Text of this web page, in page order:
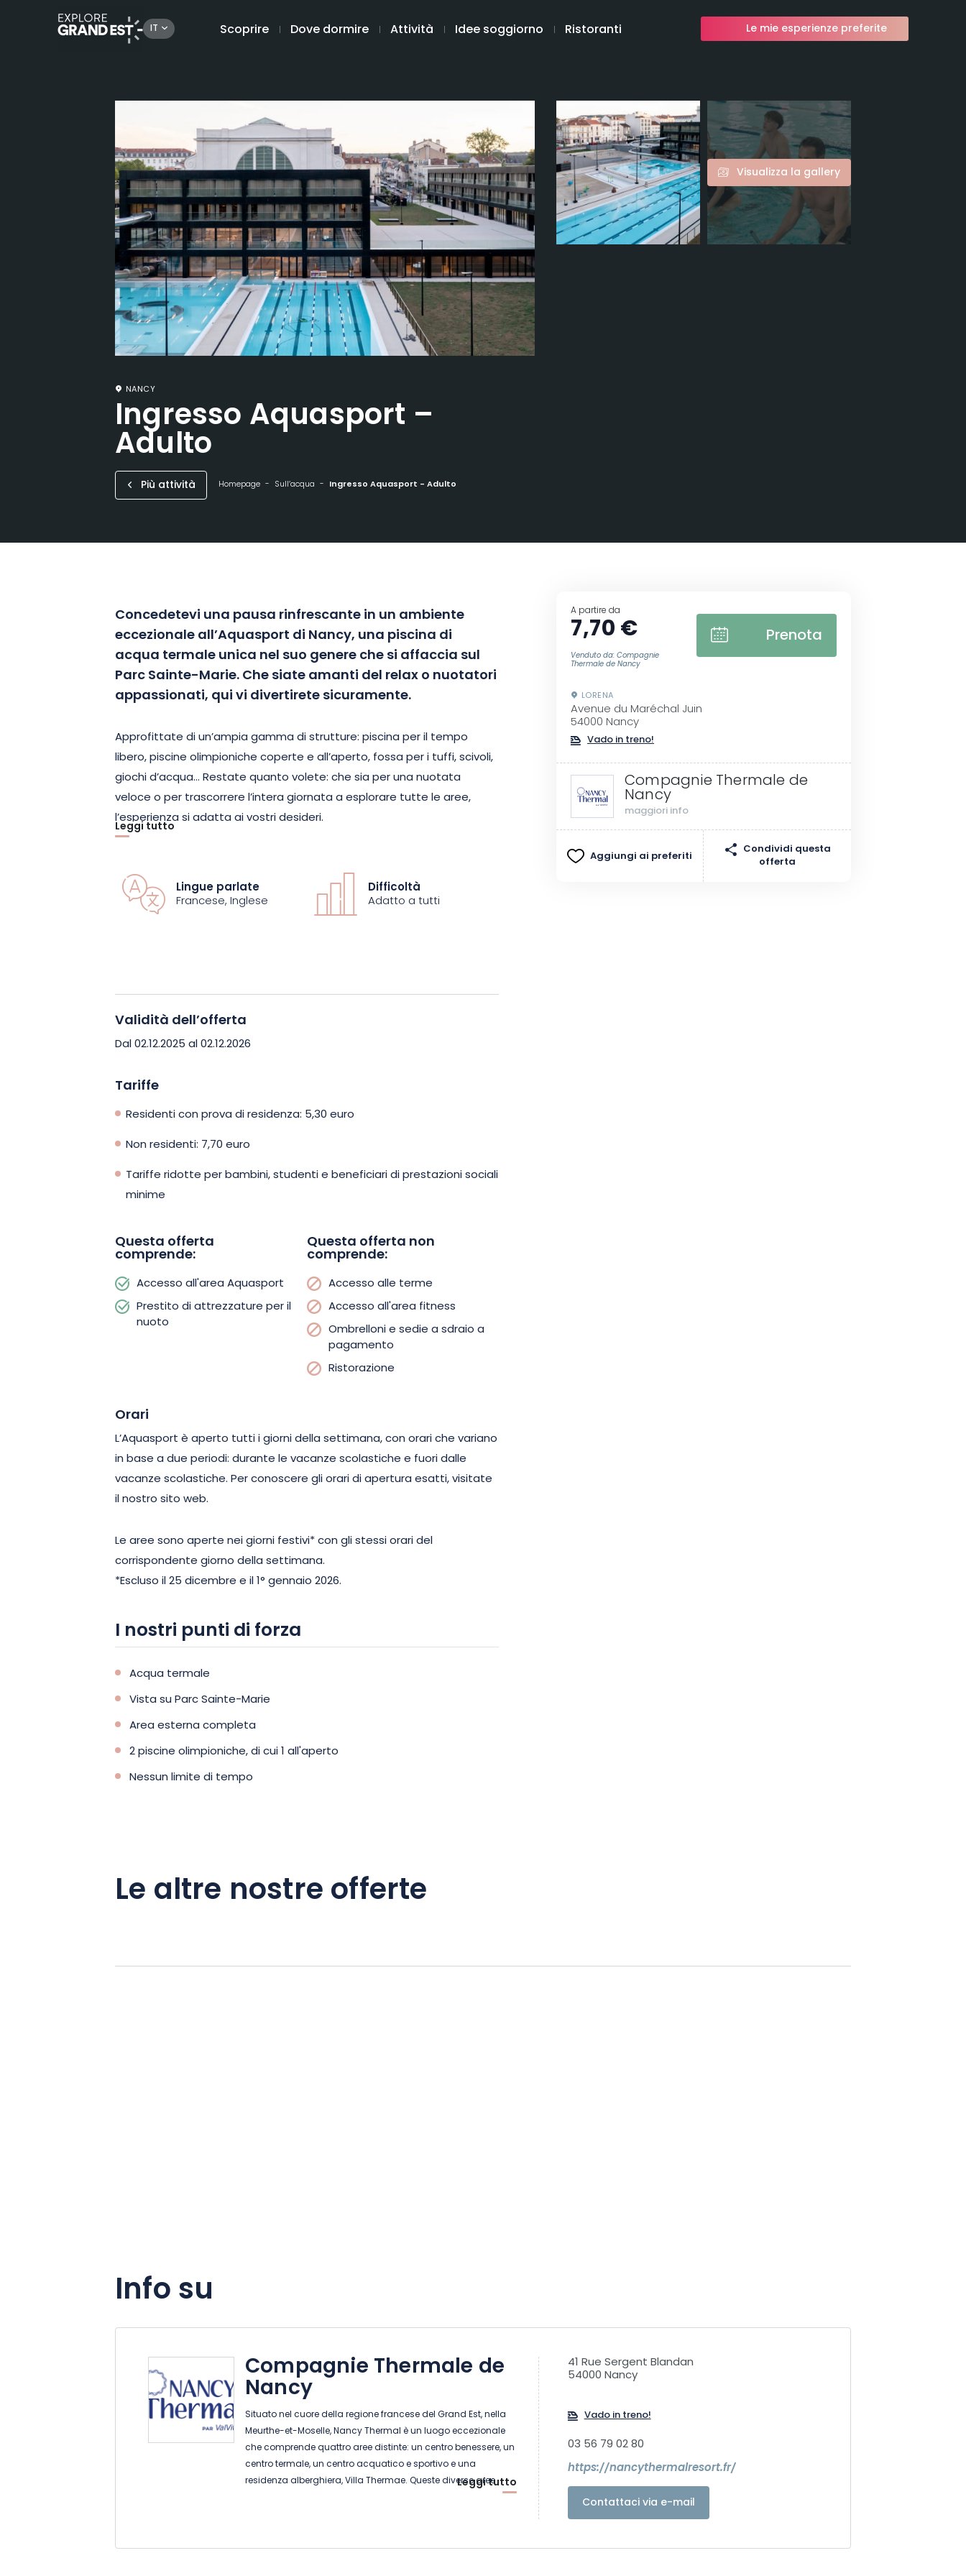
IT Scoprire Dove dormire Attività Idee soggiorno Ristoranti Le mie esperienze preferite
Visualizza la gallery
NANCY
Ingresso Aquasport –
Adulto
Più attività Homepage Sull’acqua Ingresso Aquasport - Adulto
Concedetevi una pausa rinfrescante in un ambiente
eccezionale all’Aquasport di Nancy, una piscina di
acqua termale unica nel suo genere che si affaccia sul
Parc Sainte-Marie. Che siate amanti del relax o nuotatori
appassionati, qui vi divertirete sicuramente.
Approfittate di un’ampia gamma di strutture: piscina per il tempo
libero, piscine olimpioniche coperte e all’aperto, fossa per i tuffi, scivoli,
giochi d’acqua… Restate quanto volete: che sia per una nuotata
veloce o per trascorrere l’intera giornata a esplorare tutte le aree,
l’esperienza si adatta ai vostri desideri.
Mettetevi alla prova con il beach volley o sfidate gli amici a una partita
di ping-pong. E per rinvigorirvi, sorseggiate una bevanda rinfrescante
allo snack bar.
Leggi tutto
Lingue parlate
Francese, Inglese
Difficoltà
Adatto a tutti
Validità dell’offerta
Dal 02.12.2025 al 02.12.2026
Tariffe
Residenti con prova di residenza: 5,30 euro
Non residenti: 7,70 euro
Tariffe ridotte per bambini, studenti e beneficiari di prestazioni sociali
minime
Questa offerta
comprende:
Accesso all'area Aquasport
Prestito di attrezzature per il
nuoto
Questa offerta non
comprende:
Accesso alle terme
Accesso all'area fitness
Ombrelloni e sedie a sdraio a
pagamento
Ristorazione
Orari
L’Aquasport è aperto tutti i giorni della settimana, con orari che variano
in base a due periodi: durante le vacanze scolastiche e fuori dalle
vacanze scolastiche. Per conoscere gli orari di apertura esatti, visitate
il nostro sito web.
Le aree sono aperte nei giorni festivi* con gli stessi orari del
corrispondente giorno della settimana.
*Escluso il 25 dicembre e il 1° gennaio 2026.
I nostri punti di forza
Acqua termale
Vista su Parc Sainte-Marie
Area esterna completa
2 piscine olimpioniche, di cui 1 all'aperto
Nessun limite di tempo
A partire da
7,70 €
Venduto da: Compagnie
Thermale de Nancy
Prenota
LORENA
Avenue du Maréchal Juin
54000 Nancy
Vado in treno!
Compagnie Thermale de
Nancy
maggiori info
Aggiungi ai preferiti
Condividi questa
offerta
Le altre nostre offerte
Info su
Compagnie Thermale de
Nancy
Situato nel cuore della regione francese del Grand Est, nella
Meurthe-et-Moselle, Nancy Thermal è un luogo eccezionale
che comprende quattro aree distinte: un centro benessere, un
centro termale, un centro acquatico e sportivo e una
residenza alberghiera, Villa Thermae. Queste diverse aree
Leggi tutto
41 Rue Sergent Blandan
54000 Nancy
Vado in treno!
03 56 79 02 80
https://nancythermalresort.fr/
Contattaci via e-mail